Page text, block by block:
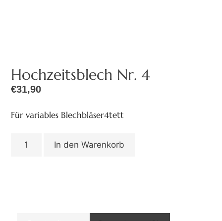
Hochzeitsblech Nr. 4
€31,90
Für variables Blechbläser4tett
In den Warenkorb